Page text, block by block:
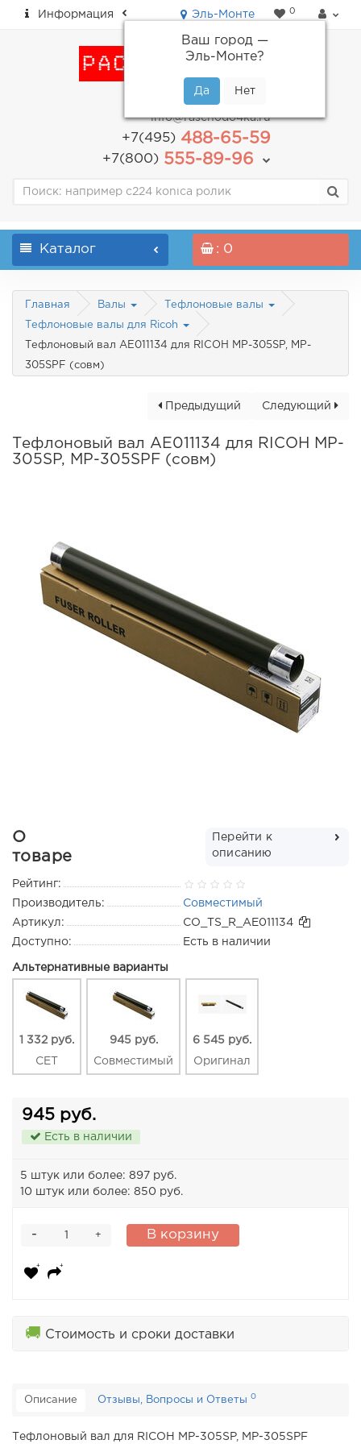
Информация Эль-Монте
Ваш город —
Эль-Монте?
0
пн-пт: с 9.00 до 18.00
info@raschodo4ka.ru
+7(495)488-65-59
+7(800)555-89-96
Каталог : 0
Главная Валы Тефлоновые валы
Тефлоновые валы для Ricoh
Тефлоновый вал AE011134 для RICOH MP-305SP, MP-
305SPF (совм)
Следующий
Предыдущий
Тефлоновый вал AE011134 для RICOH MP-
305SP, MP-305SPF (совм)
О
товаре
Перейти к
описанию
Рейтинг:
Производитель:
Совместимый
Артикул:
CO_TS_R_AE011134
Доступно:
Есть в наличии
Альтернативные варианты
1 332 руб.
CET
945 руб.
Совместимый
6 545 руб.
Оригинал
945 руб.
Есть в наличии
5 штук или более: 897 руб.
10 штук или более: 850 руб.
+
- В корзину
🚚 Стоимость и сроки доставки
Описание Отзывы, Вопросы и Ответы 0
Тефлоновый вал для RICOH MP-305SP, MP-305SPF